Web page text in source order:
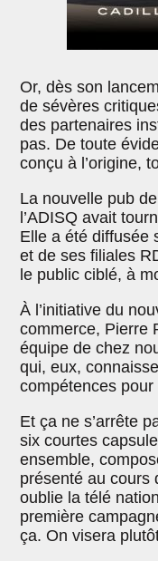
Or, dès son
de sévères
des partenaires
pas. De toute
conçu à l’origine,
La nouvelle pub
l’ADISQ avait
Elle a été diffusée
et de ses filiales
le public ciblé, à
À l’initiative du
commerce, Pierre
équipe de chez
qui, eux,
compétences
Et ça ne s’arrête
six courtes
ensemble,
présenté au cours
oublie la télé
première
ça. On visera